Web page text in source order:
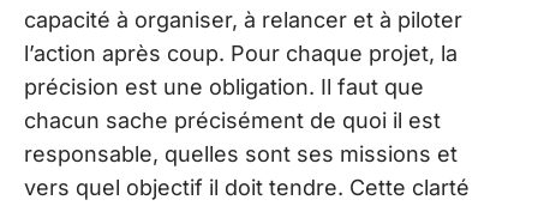
capacité à organiser, à relancer et à piloter
l’action après coup. Pour chaque projet, la
précision est une obligation. Il faut que
chacun sache précisément de quoi il est
responsable, quelles sont ses missions et
vers quel objectif il doit tendre. Cette clarté